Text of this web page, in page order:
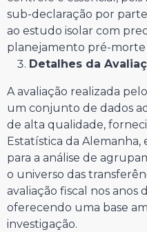
sub-declaração por
ao estudo isolar com
planejamento pré-morte
Detalhes da
A avaliação realizada
um conjunto de dados
de alta qualidade,
Estatística da
para a análise de
o universo das
avaliação fiscal nos anos
oferecendo uma base
investigação.